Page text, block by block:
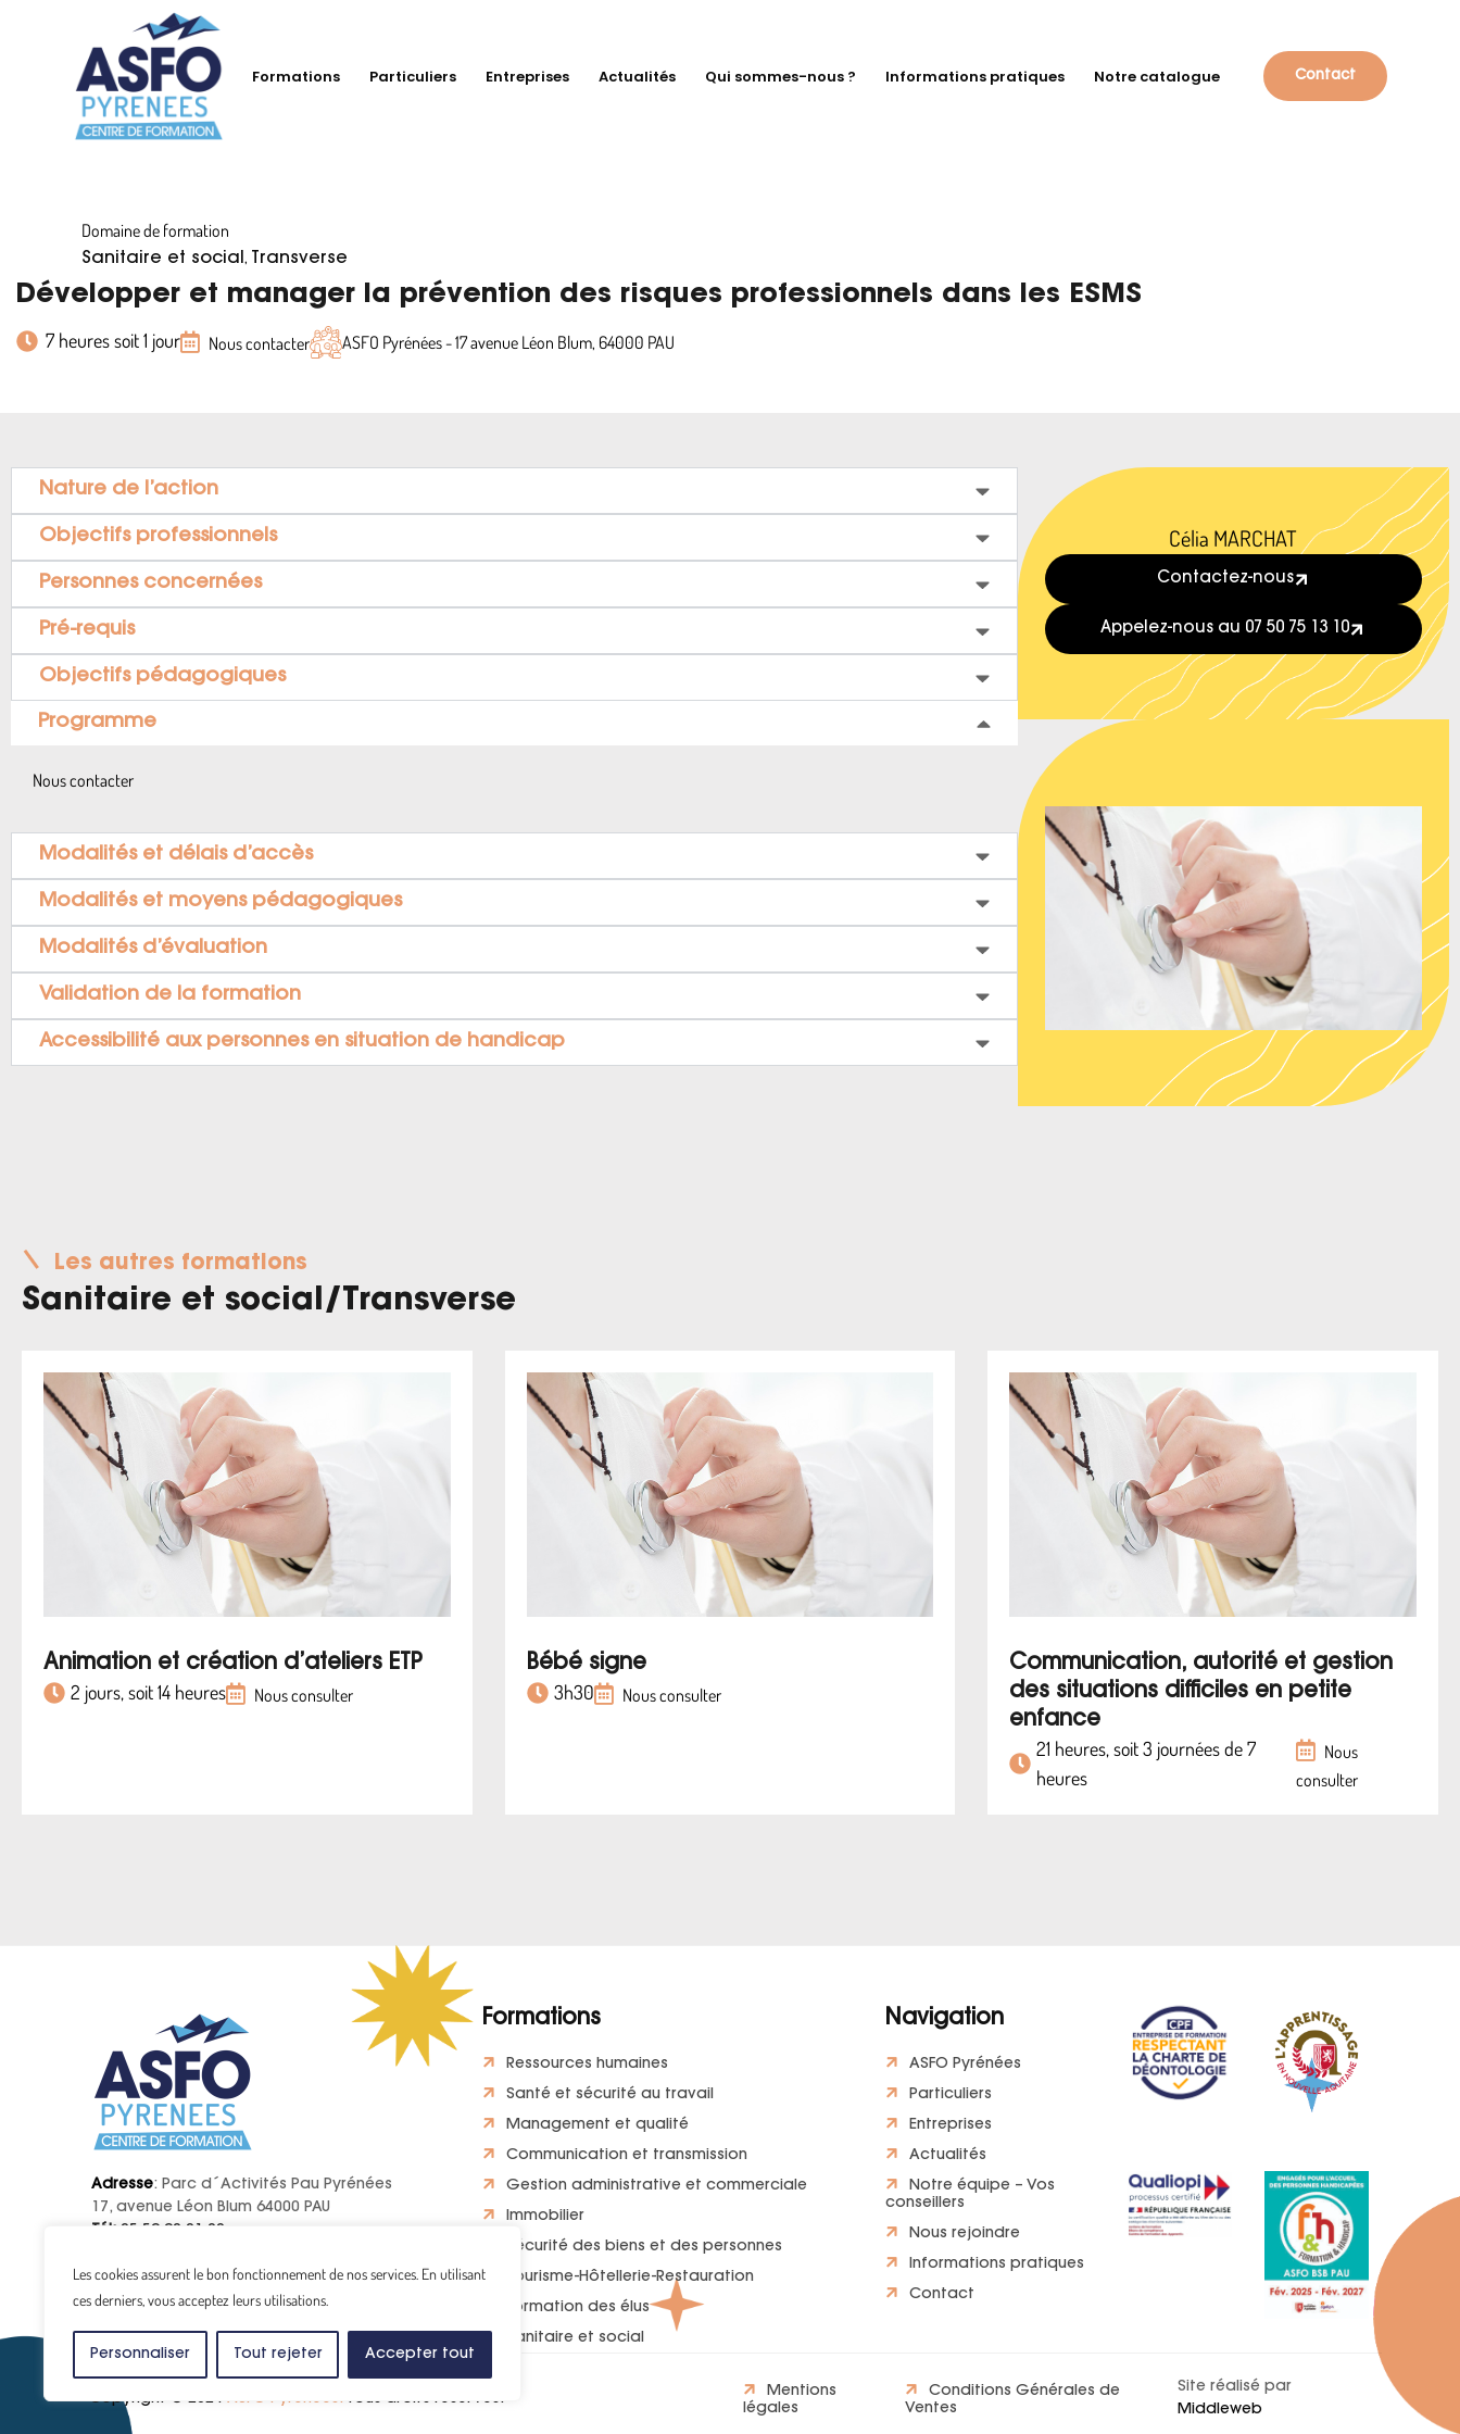
Les cookies assurent le bon fonctionnement de nos services. En utilisant
ces derniers, vous acceptez leurs utilisations.
Personnaliser Tout rejeter Accepter tout
Formations Particuliers Entreprises Actualités Qui sommes-nous ? Informations pratiques Notre catalogue Contact
Domaine de formation
Sanitaire et social , Transverse
Développer et manager la prévention des risques professionnels dans les ESMS
7 heures soit 1 jour Nous contacter ASFO Pyrénées - 17 avenue Léon Blum, 64000 PAU
Nature de l’action
Objectifs professionnels
Personnes concernées
Pré-requis
Objectifs pédagogiques
Programme
Nous contacter
Modalités et délais d’accès
Modalités et moyens pédagogiques
Modalités d’évaluation
Validation de la formation
Accessibilité aux personnes en situation de handicap
Célia MARCHAT
Contactez-nous
Appelez-nous au 07 50 75 13 10
Les autres formations
Sanitaire et social/ Transverse
Animation et création d’ateliers ETP
2 jours, soit 14 heures Nous consulter
Bébé signe
3h30 Nous consulter
Communication, autorité et gestion
des situations difficiles en petite
enfance
21 heures, soit 3 journées de 7
heures
Nous
consulter
Adresse: Parc d´Activités Pau Pyrénées
17, avenue Léon Blum 64000 PAU
Formations
Ressources humaines
Santé et sécurité au travail
Management et qualité
Communication et transmission
Gestion administrative et commerciale
Immobilier
Sécurité des biens et des personnes
Tourisme-Hôtellerie-Restauration
Formation des élus
Sanitaire et social
Navigation
ASFO Pyrénées
Particuliers
Entreprises
Actualités
Notre équipe – Vos
conseillers
Nous rejoindre
Informations pratiques
Contact
Copyright © 2024 ASFO Pyrénées.Tous droits réservés.
Mentions
légales
Conditions Générales de
Ventes
Site réalisé par
Middleweb